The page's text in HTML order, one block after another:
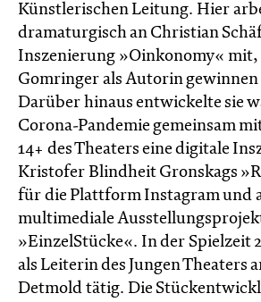
Künstlerischen Leitung. Hier
dramaturgisch an Christian
Inszenierung »Oinkonomy«
Gomringer als Autorin
Darüber hinaus entwickelte sie
Corona-Pandemie gemeinsam
14+ des Theaters eine digitale
Kristofer Blindheit Gronskags
für die Plattform Instagram und
multimediale
»EinzelStücke«. In der Spielzeit
als Leiterin des Jungen Theaters
Detmold tätig. Die